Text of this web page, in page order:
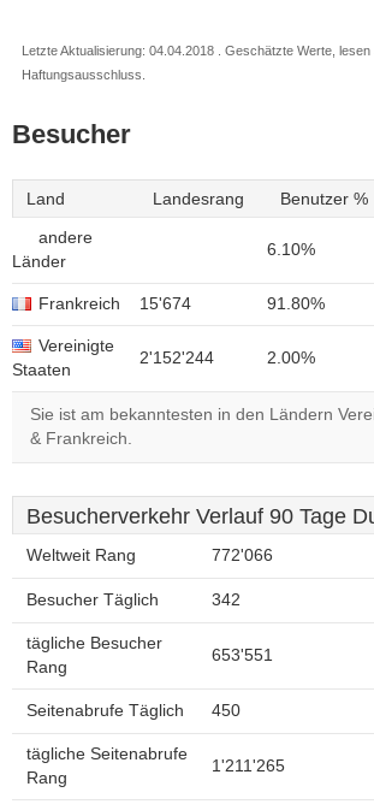
Letzte Aktualisierung: 04.04.2018 . Geschätzte Werte, lesen
Haftungsausschluss.
Besucher
Land Landesrang Benutzer %
andere
Länder
6.10%
Frankreich 15'674 91.80%
Vereinigte
Staaten
2'152'244 2.00%
Sie ist am bekanntesten in den Ländern
& Frankreich.
Besucherverkehr Verlauf 90 Tage
Weltweit Rang 772'066
Besucher Täglich 342
tägliche Besucher
Rang
653'551
Seitenabrufe Täglich 450
tägliche Seitenabrufe
Rang
1'211'265